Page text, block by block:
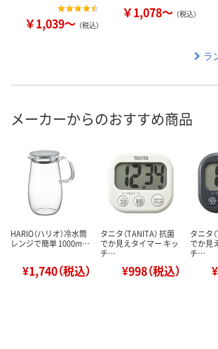
￥1,039～ （税込）
￥1,078～ （税込）
ラ
メーカーからのおすすめ商品
HARIO（ハリオ）冷水筒
レンジで簡単 1000m…
¥1,740（税込）
タニタ（TANITA） 抗菌
でか見えタイマー キッ
チ…
¥998（税込）
タニタ
でか見
チ…